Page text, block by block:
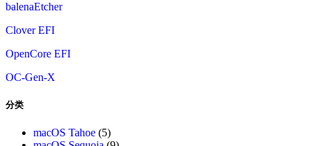
balenaEtcher
Clover EFI
OpenCore EFI
OC-Gen-X
分类
macOS Tahoe (5)